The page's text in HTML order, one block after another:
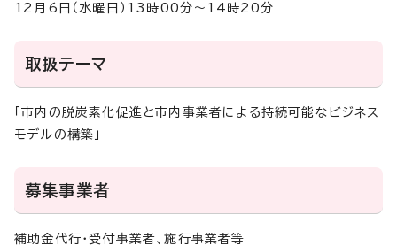
12月6日（水曜日）13時00分～14時20分
取扱テーマ
「市内の脱炭素化促進と市内事業者による持続可能なビジネス
モデルの構築」
募集事業者
補助金代行・受付事業者、施行事業者等